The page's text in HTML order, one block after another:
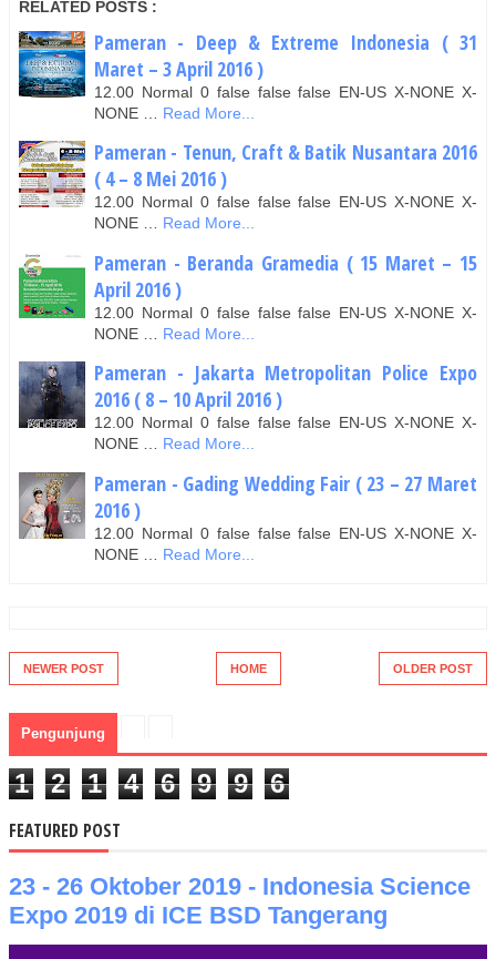
RELATED POSTS :
Pameran - Deep & Extreme Indonesia ( 31
Maret – 3 April 2016 )
12.00 Normal 0 false false false EN-US X-NONE X-
NONE …
Read More...
Pameran - Tenun, Craft & Batik Nusantara 2016
( 4 – 8 Mei 2016 )
12.00 Normal 0 false false false EN-US X-NONE X-
NONE …
Read More...
Pameran - Beranda Gramedia ( 15 Maret – 15
April 2016 )
12.00 Normal 0 false false false EN-US X-NONE X-
NONE …
Read More...
Pameran - Jakarta Metropolitan Police Expo
2016 ( 8 – 10 April 2016 )
12.00 Normal 0 false false false EN-US X-NONE X-
NONE …
Read More...
Pameran - Gading Wedding Fair ( 23 – 27 Maret
2016 )
12.00 Normal 0 false false false EN-US X-NONE X-
NONE …
Read More...
NEWER POST OLDER POST
HOME
Pengunjung
1 2 1 4 6 9 9 6
FEATURED POST
23 - 26 Oktober 2019 - Indonesia Science
Expo 2019 di ICE BSD Tangerang